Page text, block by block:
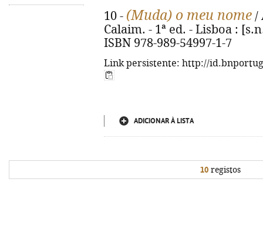
10 - (Muda) o meu nome /
Calaim. - 1ª ed. - Lisboa :
ISBN 978-989-54997-1-7
Link persistente: http://
ADICIONAR À LISTA
10registos